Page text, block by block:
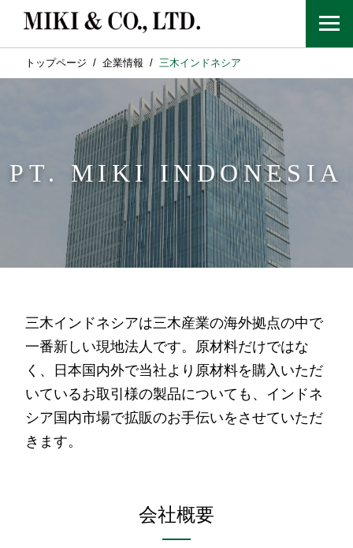
トップページ 企業情報 三木インドネシア
PT. MIKI INDONESIA
三木インドネシアは三木産業の海外拠点の中で
一番新しい現地法人です。原材料だけではな
く、日本国内外で当社より原材料を購入いただ
いているお取引様の製品についても、インドネ
シア国内市場で拡販のお手伝いをさせていただ
きます。
会社概要